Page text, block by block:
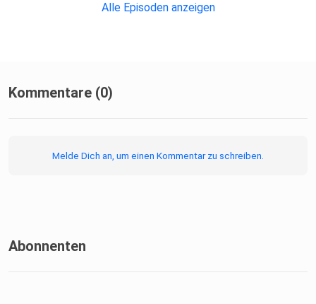
Alle Episoden anzeigen
Kommentare (0)
Melde Dich an, um einen Kommentar zu schreiben.
Abonnenten